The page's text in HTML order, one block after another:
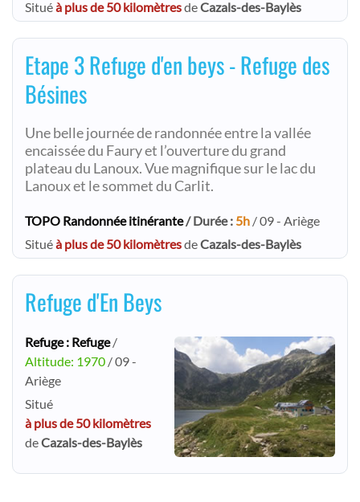
Situéà plus de 50 kilomètresdeCazals-des-Baylès
Etape 3 Refuge d'en beys - Refuge des
Bésines
Une belle journée de randonnée entre la vallée
encaissée du Faury et l’ouverture du grand
plateau du Lanoux. Vue magnifique sur le lac du
Lanoux et le sommet du Carlit.
TOPO Randonnée itinérante/ Durée : 5h / 09 - Ariège
Situéà plus de 50 kilomètresdeCazals-des-Baylès
Refuge d'En Beys
Refuge : Refuge/
Altitude: 1970 / 09 -
Ariège
Situé
à plus de 50 kilomètres
deCazals-des-Baylès